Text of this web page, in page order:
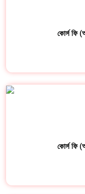
কোর্স ফি
কোর্স ফি